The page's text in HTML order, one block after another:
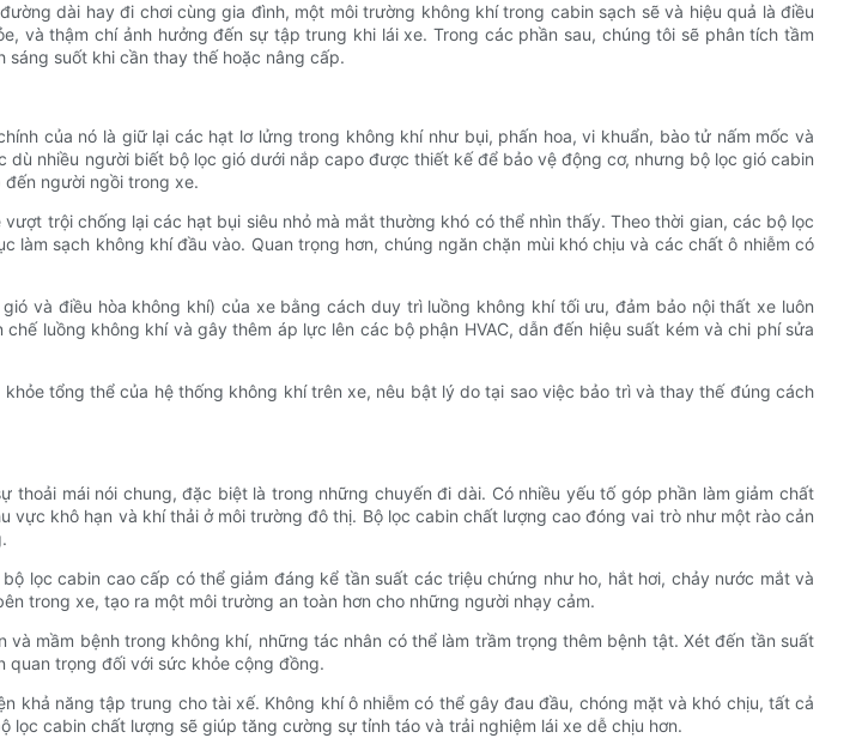
dài hay đi chơi cùng gia đình, một môi trường không khí trong cabin sạch sẽ và hiệu quả là điều
và thậm chí ảnh hưởng đến sự tập trung khi lái xe. Trong các phần sau, chúng tôi sẽ phân tích tầm
suốt khi cần thay thế hoặc nâng cấp.
của nó là giữ lại các hạt lơ lửng trong không khí như bụi, phấn hoa, vi khuẩn, bào tử nấm mốc và
nhiều người biết bộ lọc gió dưới nắp capo được thiết kế để bảo vệ động cơ, nhưng bộ lọc gió cabin
người ngồi trong xe.
trội chống lại các hạt bụi siêu nhỏ mà mắt thường khó có thể nhìn thấy. Theo thời gian, các bộ lọc
sạch không khí đầu vào. Quan trọng hơn, chúng ngăn chặn mùi khó chịu và các chất ô nhiễm có
và điều hòa không khí) của xe bằng cách duy trì luồng không khí tối ưu, đảm bảo nội thất xe luôn
luồng không khí và gây thêm áp lực lên các bộ phận HVAC, dẫn đến hiệu suất kém và chi phí sửa
tổng thể của hệ thống không khí trên xe, nêu bật lý do tại sao việc bảo trì và thay thế đúng cách
mái nói chung, đặc biệt là trong những chuyến đi dài. Có nhiều yếu tố góp phần làm giảm chất
khô hạn và khí thải ở môi trường đô thị. Bộ lọc cabin chất lượng cao đóng vai trò như một rào cản
lọc cabin cao cấp có thể giảm đáng kể tần suất các triệu chứng như ho, hắt hơi, chảy nước mắt và
trong xe, tạo ra một môi trường an toàn hơn cho những người nhạy cảm.
mầm bệnh trong không khí, những tác nhân có thể làm trầm trọng thêm bệnh tật. Xét đến tần suất
quan trọng đối với sức khỏe cộng đồng.
năng tập trung cho tài xế. Không khí ô nhiễm có thể gây đau đầu, chóng mặt và khó chịu, tất cả
cabin chất lượng sẽ giúp tăng cường sự tỉnh táo và trải nghiệm lái xe dễ chịu hơn.